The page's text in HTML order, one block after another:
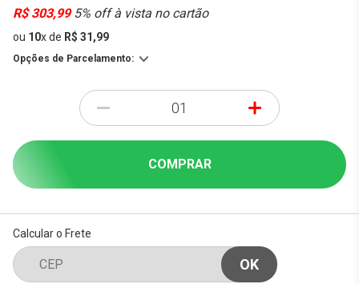
R$ 303,995% off à vista no cartão
ou 10xde R$ 31,99
Opções de Parcelamento:
- +
COMPRAR
Calcular o Frete